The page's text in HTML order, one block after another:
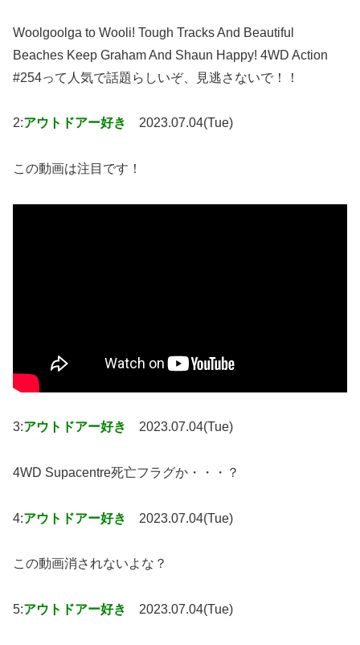
Woolgoolga to Wooli! Tough Tracks And Beautiful
Beaches Keep Graham And Shaun Happy! 4WD Action
#254って人気で話題らしいぞ、見逃さないで！！
2:アウトドアー好き 2023.07.04(Tue)
この動画は注目です！
3:アウトドアー好き 2023.07.04(Tue)
4WD Supacentre死亡フラグか・・・？
4:アウトドアー好き 2023.07.04(Tue)
この動画消されないよな？
5:アウトドアー好き 2023.07.04(Tue)